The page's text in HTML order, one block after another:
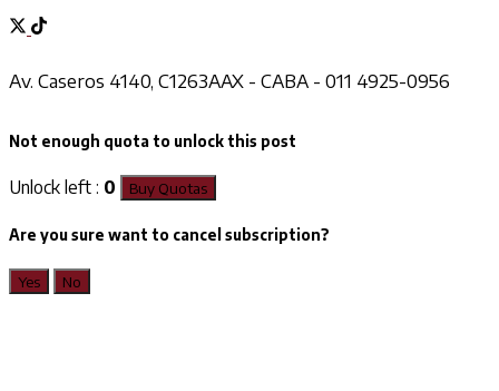
Av. Caseros 4140, C1263AAX - CABA - 011 4925-0956
Not enough quota to unlock this post
Unlock left : 0 Buy Quotas
Are you sure want to cancel subscription?
Yes No